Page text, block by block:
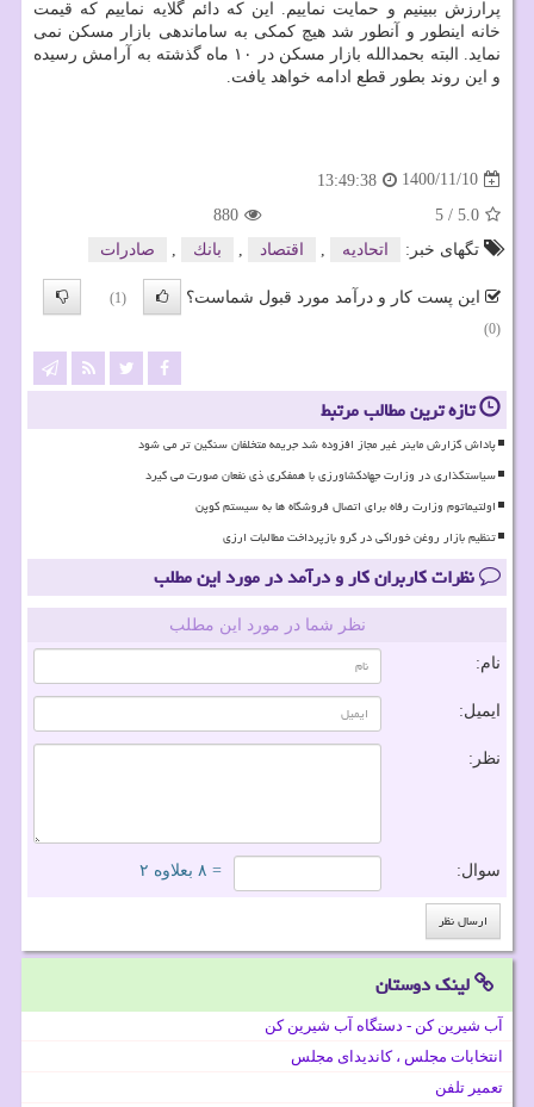
پرارزش ببینیم و حمایت نماییم. این که دائم گلایه نماییم که قیمت
خانه اینطور و آنطور شد هیچ کمکی به ساماندهی بازار مسکن نمی
نماید. البته بحمدالله بازار مسکن در ۱۰ ماه گذشته به آرامش رسیده
و این روند بطور قطع ادامه خواهد یافت.
1400/11/10
13:49:38
5.0
/
5
880
تگهای خبر:
اتحادیه , اقتصاد , بانك , صادرات
این پست کار و درآمد مورد قبول شماست؟
(1)
(0)
تازه ترین مطالب مرتبط
پاداش گزارش ماینر غیر مجاز افزوده شد جریمه متخلفان سنگین تر می شود
سیاستگذاری در وزارت جهادکشاورزی با همفکری ذی نفعان صورت می گیرد
اولتیماتوم وزارت رفاه برای اتصال فروشگاه ها به سیستم کوپن
تنظیم بازار روغن خوراکی در گرو بازپرداخت مطالبات ارزی
نظرات کاربران کار و درآمد در مورد این مطلب
نظر شما در مورد این مطلب
نام:
ایمیل:
نظر:
سوال: = ۸ بعلاوه ۲
لینک دوستان
آب شیرین کن - دستگاه آب شیرین کن
انتخابات مجلس ، کاندیدای مجلس
تعمیر تلفن